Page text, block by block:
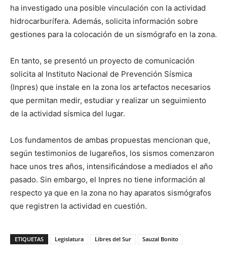
ha investigado una posible vinculación con la actividad
hidrocarburífera. Además, solicita información sobre
gestiones para la colocación de un sismógrafo en la zona.
En tanto, se presentó un proyecto de comunicación
solicita al Instituto Nacional de Prevención Sísmica
(Inpres) que instale en la zona los artefactos necesarios
que permitan medir, estudiar y realizar un seguimiento
de la actividad sísmica del lugar.
Los fundamentos de ambas propuestas mencionan que,
según testimonios de lugareños, los sismos comenzaron
hace unos tres años, intensificándose a mediados el año
pasado. Sin embargo, el Inpres no tiene información al
respecto ya que en la zona no hay aparatos sismógrafos
que registren la actividad en cuestión.
ETIQUETAS Legislatura Libres del Sur Sauzal Bonito